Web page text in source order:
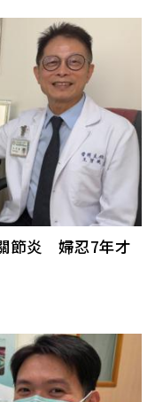
節炎 婦忍7年才